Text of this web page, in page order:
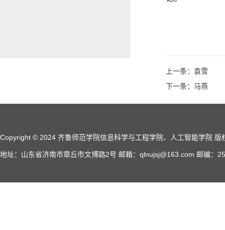
上一条：袁雪
下一条：马燕
Copyright © 2024 齐鲁师范学院信息科学与工程学院、人工智能学院 版
地址：山东省济南市章丘市文博路2号 邮箱：qlnujsj@163.com 邮编：